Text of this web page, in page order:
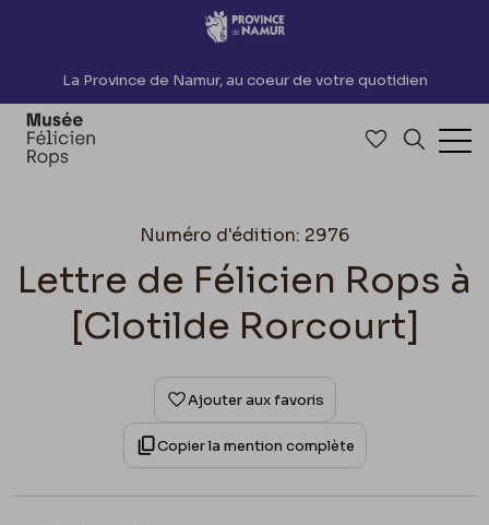
Accèder directement au contenu
La Province de Namur, au coeur de votre quotidien
Accéder à
Numéro d'édition: 2976
Lettre de Félicien Rops à
[Clotilde Rorcourt]
Ajouter aux favoris
Copier la mention complète